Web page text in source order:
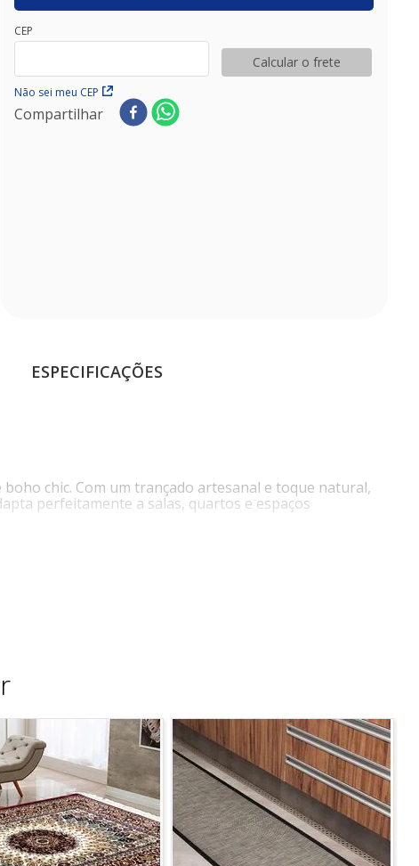
CEP
Não sei meu CEP
Calcular o frete
Compartilhar
ESPECIFICAÇÕES
chic. Com um trançado artesanal e toque natural,
perfeitamente a salas, quartos e espaços